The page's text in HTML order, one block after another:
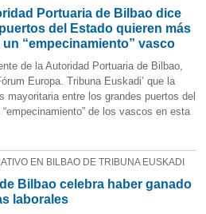
Portuaria de Bilbao dice
del Estado quieren más
“empecinamiento” vasco
de la Autoridad Portuaria de Bilbao,
Europa. Tribuna Euskadi’ que la
mayoritaria entre los grandes puertos del
de los vascos en esta
EN BILBAO DE TRIBUNA EUSKADI
Bilbao celebra haber ganado
laborales